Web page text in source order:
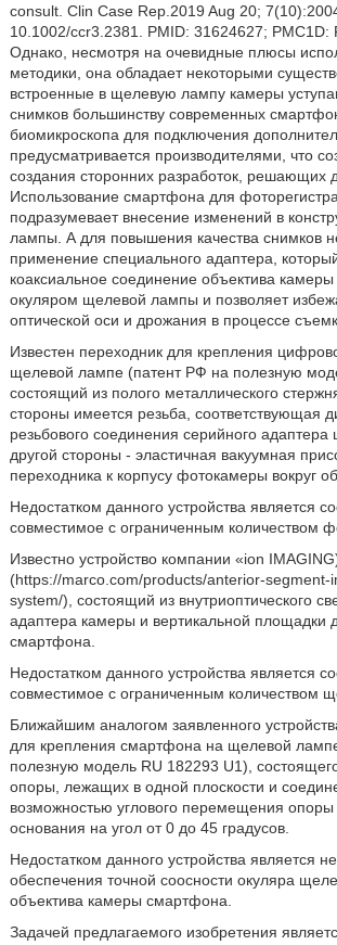
consult. Clin Case Rep.2019 Aug 20;
10.1002/ccr3.2381. PMID: 31624627; PMC1D:
Однако, несмотря на очевидные плюсы
методики, она обладает некоторыми
встроенные в щелевую лампу камеры
снимков большинству современных
биомикроскопа для подключения
предусматривается производителями, что
создания сторонних разработок, решающих
Использование смартфона для
подразумевает внесение изменений в
лампы. А для повышения качества снимков
применение специального адаптера,
коаксиальное соединение объектива
окуляром щелевой лампы и позволяет
оптической оси и дрожания в процессе
Известен переходник для крепления
щелевой лампе (патент РФ на полезную
состоящий из полого металлического
стороны имеется резьба, соответствующая
резьбового соединения серийного
другой стороны - эластичная вакуумная
переходника к корпусу фотокамеры вокруг
Недостатком данного устройства является
совместимое с ограниченным количеством
Известно устройство компании «ion
(https://marco.com/products/anterior-segment-
system/), состоящий из внутриоптического
адаптера камеры и вертикальной площадки
смартфона.
Недостатком данного устройства является
совместимое с ограниченным количеством
Ближайшим аналогом заявленного
для крепления смартфона на щелевой
полезную модель RU 182293 U1),
опоры, лежащих в одной плоскости и
возможностью углового перемещения опоры
основания на угол от 0 до 45 градусов.
Недостатком данного устройства является
обеспечения точной соосности окуляра
объектива камеры смартфона.
Задачей предлагаемого изобретения